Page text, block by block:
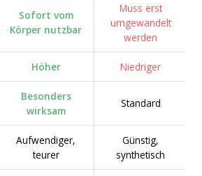
Sofort vom
Körper nutzbar
Muss erst
umgewandelt
werden
Höher Niedriger
Besonders
wirksam
Standard
Aufwendiger,
teurer
Günstig,
synthetisch